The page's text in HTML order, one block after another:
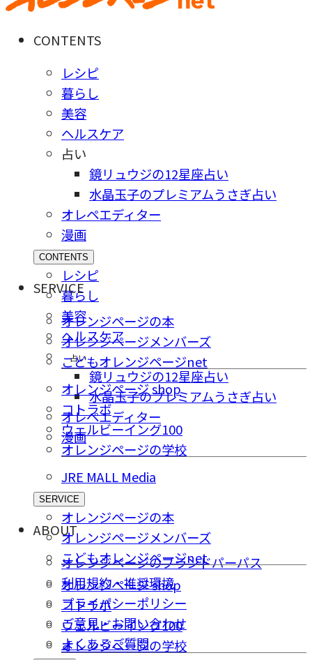
CONTENTS
レシピ
暮らし
美容
ヘルスケア
占い
鏡リュウジの12星座占い
水晶玉子のプレミアムうさぎ占い
オレペエディター
漫画
CONTENTS
レシピ
暮らし
美容
ヘルスケア
占い
鏡リュウジの12星座占い
水晶玉子のプレミアムうさぎ占い
オレペエディター
漫画
SERVICE
オレンジページの本
オレンジページメンバーズ
こどもオレンジページnet
オレンジページ shop
コトラボ
ウェルビーイング100
オレンジページの学校
JRE MALL Media
SERVICE
オレンジページの本
オレンジページメンバーズ
こどもオレンジページnet
オレンジページ shop
コトラボ
ウェルビーイング100
オレンジページの学校
ABOUT
オレンジページのブランドパーパス
利用規約・推奨環境
プライバシーポリシー
ご意⾒・お問い合わせ
よくあるご質問